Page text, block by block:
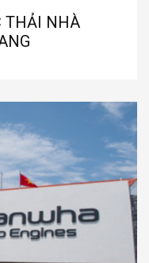
THẢI NHÀ